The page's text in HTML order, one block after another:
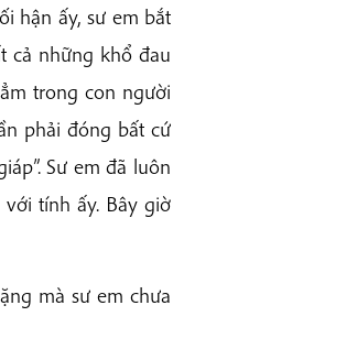
hận ấy, sư em bắt
cả những khổ đau
trong con người
phải đóng bất cứ
Sư em đã luôn
tính ấy. Bây giờ
mà sư em chưa